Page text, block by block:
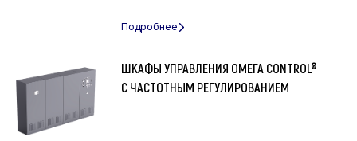
ШКАФЫ УПРАВЛЕНИЯ ОМЕГА CONTROL®
С ЧАСТОТНЫМ РЕГУЛИРОВАНИЕМ